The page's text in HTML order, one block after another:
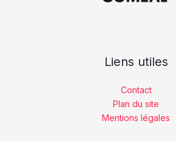
Liens utiles
Contact
Plan du site
Mentions légales